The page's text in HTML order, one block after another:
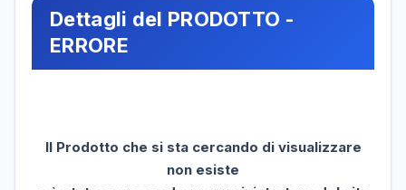
Dettagli del PRODOTTO -
ERRORE
Il Prodotto che si sta cercando di visualizzare
non esiste